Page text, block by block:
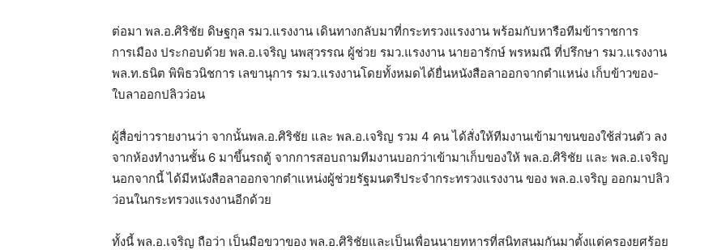
ต่อมา พล.อ.ศิริชัย ดิษฐกุล รมว.แรงงาน เดินทางกลับมาที่กระทรวงแรงงาน พร้อมกับหารือทีมข้าราชการ
การเมือง ประกอบด้วย พล.อ.เจริญ นพสุวรรณ ผู้ช่วย รมว.แรงงาน นายอารักษ์ พรหมณี ที่ปรึกษา รมว.แรงงาน
พล.ท.ธนิต พิพิธวนิชการ เลขานุการ รมว.แรงงานโดยทั้งหมดได้ยื่นหนังสือลาออกจากตำแหน่ง เก็บข้าวของ-
ใบลาออกปลิวว่อน
ผู้สื่อข่าวรายงานว่า จากนั้นพล.อ.ศิริชัย และ พล.อ.เจริญ รวม 4 คน ได้สั่งให้ทีมงานเข้ามาขนของใช้ส่วนตัว ลง
จากห้องทำงานชั้น 6 มาขึ้นรถตู้ จากการสอบถามทีมงานบอกว่าเข้ามาเก็บของให้ พล.อ.ศิริชัย และ พล.อ.เจริญ
นอกจากนี้ ได้มีหนังสือลาออกจากตำแหน่งผู้ช่วยรัฐมนตรีประจำกระทรวงแรงงาน ของ พล.อ.เจริญ ออกมาปลิว
ว่อนในกระทรวงแรงงานอีกด้วย
ทั้งนี้ พล.อ.เจริญ ถือว่า เป็นมือขวาของ พล.อ.ศิริชัยและเป็นเพื่อนนายทหารที่สนิทสนมกันมาตั้งแต่ครองยศร้อย